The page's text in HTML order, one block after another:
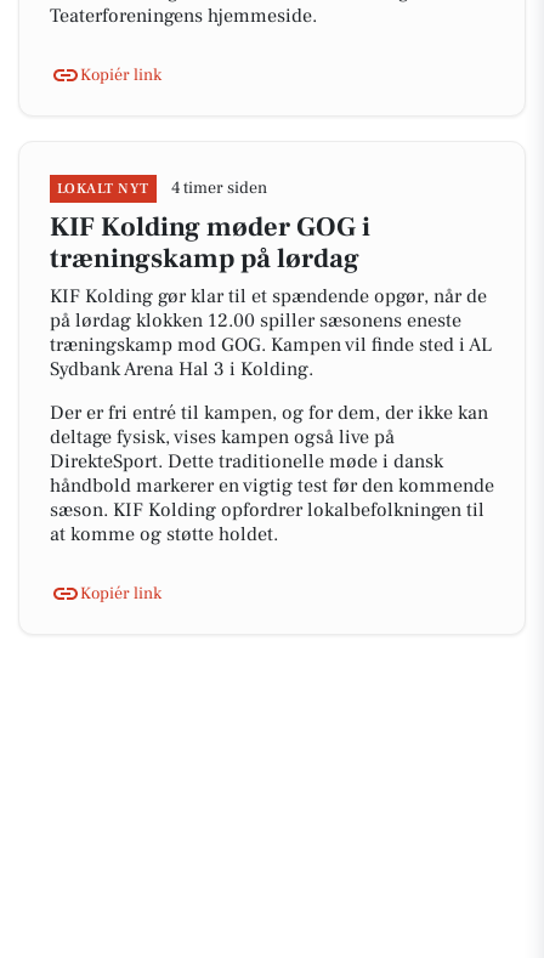
Teaterforeningens hjemmeside.
Kopiér link
LOKALT NYT 4 timer siden
KIF Kolding møder GOG i
træningskamp på lørdag
KIF Kolding gør klar til et spændende opgør, når de
på lørdag klokken 12.00 spiller sæsonens eneste
træningskamp mod GOG. Kampen vil finde sted i AL
Sydbank Arena Hal 3 i Kolding.
Der er fri entré til kampen, og for dem, der ikke kan
deltage fysisk, vises kampen også live på
DirekteSport. Dette traditionelle møde i dansk
håndbold markerer en vigtig test før den kommende
sæson. KIF Kolding opfordrer lokalbefolkningen til
at komme og støtte holdet.
Kopiér link